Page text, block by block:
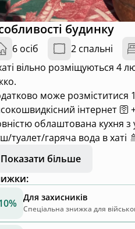
будинку
6 осіб 2 спальні
вільно розміщуються 4
може розміститися
інтернет 🛜
облаштована кухня з
туалет/гаряча вода в хаті
котел для обігріву
сушильна машина 🧺
білизна/рушники 🛌
вода 💧
продукти з городу 🥬 🍅
🍗
Показати більше
:
Для захисників
Спеціальна знижка для